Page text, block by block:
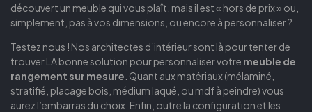
découvert un meuble qui vous plaît, mais il est « hors de prix » ou,
simplement, pas à vos dimensions, ou encore à personnaliser ?
Testez nous ! Nos architectes d’intérieur sont là pour tenter de
trouver LA bonne solution pour personnaliser votre meuble de
rangement sur mesure . Quant aux matériaux (mélaminé,
stratifié, placage bois, médium laqué, ou mdf à peindre) vous
aurez l’embarras du choix. Enfin, outre la configuration et les